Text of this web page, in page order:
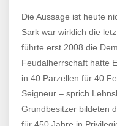
Die Aussage ist heute
Sark war wirklich die
führte erst 2008 die
Feudalherrschaft hatte
in 40 Parzellen für 40
Seigneur – sprich
Grundbesitzer bildeten